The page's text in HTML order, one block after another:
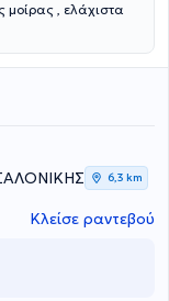
μοίρας , ελάχιστα
6,3 km
Κλείσε ραντεβού